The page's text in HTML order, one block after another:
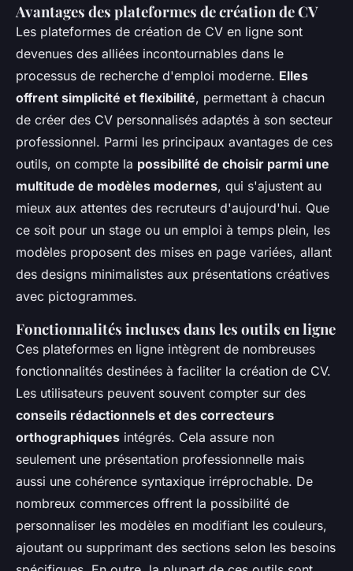
Avantages des plateformes de création de CV
Les plateformes de création de CV en ligne sont
devenues des alliées incontournables dans le
processus de recherche d'emploi moderne. Elles
offrent simplicité et flexibilité, permettant à chacun
de créer des CV personnalisés adaptés à son secteur
professionnel. Parmi les principaux avantages de ces
outils, on compte la possibilité de choisir parmi une
multitude de modèles modernes, qui s'ajustent au
mieux aux attentes des recruteurs d'aujourd'hui. Que
ce soit pour un stage ou un emploi à temps plein, les
modèles proposent des mises en page variées, allant
des designs minimalistes aux présentations créatives
avec pictogrammes.
Fonctionnalités incluses dans les outils en ligne
Ces plateformes en ligne intègrent de nombreuses
fonctionnalités destinées à faciliter la création de CV.
Les utilisateurs peuvent souvent compter sur des
conseils rédactionnels et des correcteurs
orthographiques intégrés. Cela assure non
seulement une présentation professionnelle mais
aussi une cohérence syntaxique irréprochable. De
nombreux commerces offrent la possibilité de
personnaliser les modèles en modifiant les couleurs,
ajoutant ou supprimant des sections selon les besoins